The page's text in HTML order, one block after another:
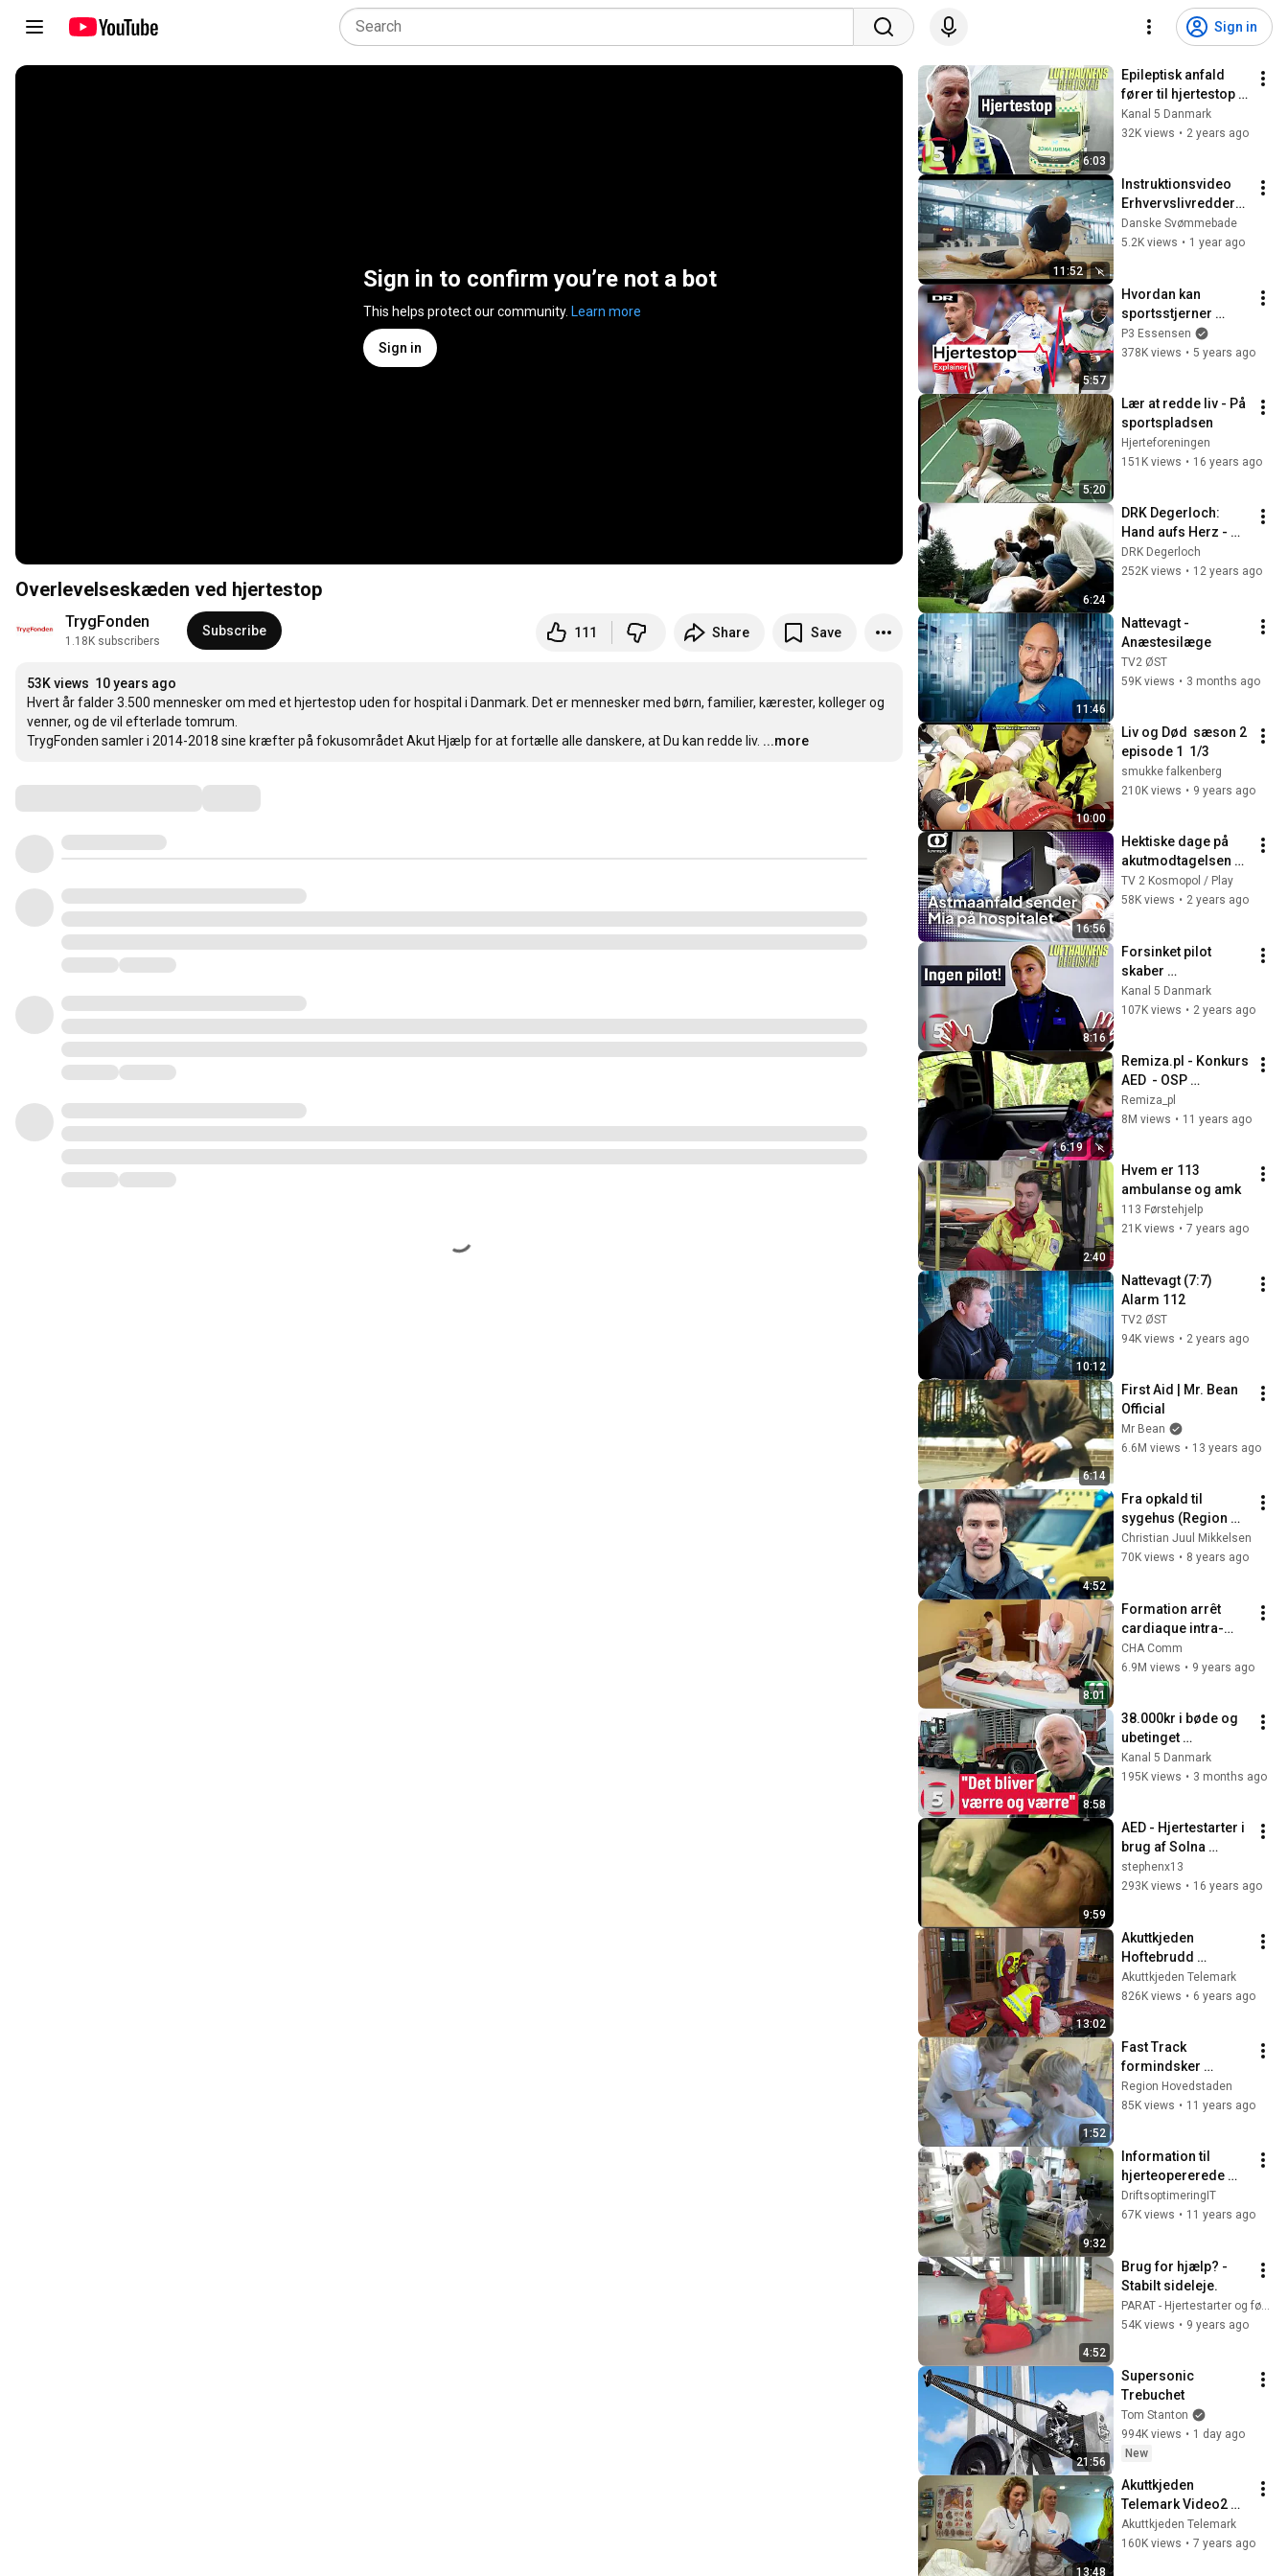
Sign in
Sign in to confirm you’re not a bot
This helps protect our community. Learn more
Sign in
Overlevelseskæden ved hjertestop
TrygFonden
1.18K subscribers
Subscribe 111 Share Save
53K views 10 years ago
Hvert år falder 3.500 mennesker om med et hjertestop uden for hospital i Danmark. Det er mennesker med børn, familier, kærester, kolleger og
venner, og de vil efterlade tomrum.
TrygFonden samler i 2014-2018 sine kræfter på fokusområdet Akut Hjælp for at fortælle alle danskere, at Du kan redde liv. ...more
6:03
Epileptisk anfald
fører til hjertestop |
Lufthavnens
Beredskab | Kanal 5
Kanal 5 Danmark
32K views • 2 years ago
11:52
Instruktionsvideo
Erhvervslivredderpr
oven 2025
Danske Svømmebade
5.2K views • 1 year ago
5:57
Hvordan kan
sportsstjerner
pludselig falde om
med hjertestop?
P3 Essensen
378K views • 5 years ago
5:20
Lær at redde liv - På
sportspladsen
Hjerteforeningen
151K views • 16 years ago
6:24
DRK Degerloch:
Hand aufs Herz -
Erfolgreiche
Wiederbelebung mit
DRK Degerloch
252K views • 12 years ago
11:46
Nattevagt -
Anæstesilæge
TV2 ØST
59K views • 3 months ago
10:00
Liv og Død  sæson 2
episode 1  1/3
smukke falkenberg
210K views • 9 years ago
16:56
Hektiske dage på
akutmodtagelsen
(3:3)
TV 2 Kosmopol / Play
58K views • 2 years ago
8:16
Forsinket pilot
skaber
udfordringer for
kæmpe fly |
Danmark
Kanal 5 Danmark
107K views • 2 years ago
6:19
Remiza.pl - Konkurs
AED  - OSP
Mąchocice
Remiza_pl
8M views • 11 years ago
2:40
Hvem er 113
ambulanse og amk
113 Førstehjelp
21K views • 7 years ago
10:12
Nattevagt (7:7)
Alarm 112
TV2 ØST
94K views • 2 years ago
6:14
First Aid | Mr. Bean
Official
Mr Bean
6.6M views • 13 years ago
4:52
Fra opkald til
sygehus (Region
Syddanmark)
Christian Juul Mikkelsen
70K views • 8 years ago
8:01
Formation arrêt
cardiaque intra-
hospitalier
CHA Comm
6.9M views • 9 years ago
8:58
38.000kr i bøde og
ubetinget
frakendelse |
Politijagt | Kanal 5
Kanal 5 Danmark
195K views • 3 months ago
9:59
AED - Hjertestarter i
brug af Solna
Brandvæsen i
Stockholm
stephenx13
293K views • 16 years ago
13:02
Akuttkjeden
Hoftebrudd
instruksjonsfilm
Akuttkjeden Telemark
826K views • 6 years ago
1:52
Fast Track
formindsker
ventetid på
skadestuer
Region Hovedstaden
85K views • 11 years ago
9:32
Information til
hjerteopererede
patienter om deres
ophold på Afdeling
DriftsoptimeringIT
67K views • 11 years ago
4:52
Brug for hjælp? -
Stabilt sideleje.
PARAT - Hjertestarter og førstehjælpskursus
54K views • 9 years ago
21:56
Supersonic
Trebuchet
Tom Stanton
994K views • 1 day ago
New
13:48
Akuttkjeden
Telemark Video2
(lang)
Akuttkjeden Telemark
160K views • 7 years ago